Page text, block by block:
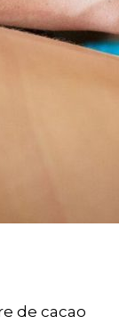
de cacao